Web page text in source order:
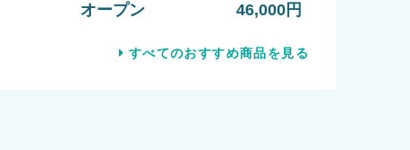
オープン 46,000円
すべてのおすすめ商品を見る